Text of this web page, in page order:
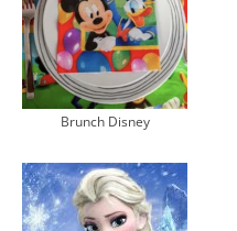
Brunch Disney